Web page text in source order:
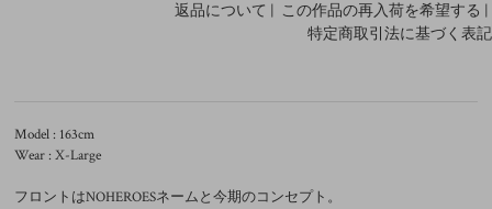
返品について | この作品の再入荷を希望する |
特定商取引法に基づく表記
Model : 163cm
Wear : X-Large
フロントはNOHEROESネームと今期のコンセプト。